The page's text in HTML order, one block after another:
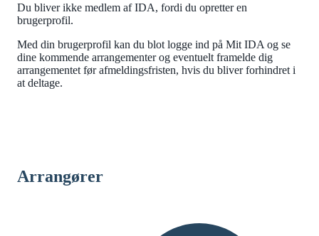
Du bliver ikke medlem af IDA, fordi du opretter en
brugerprofil.
Med din brugerprofil kan du blot logge ind på Mit IDA og se
dine kommende arrangementer og eventuelt framelde dig
arrangementet før afmeldingsfristen, hvis du bliver forhindret i
at deltage.
Arrangører